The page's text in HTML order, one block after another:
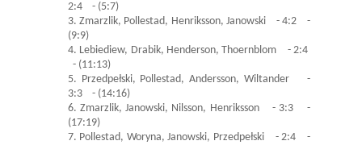
2:4 - (5:7)
3. Zmarzlik, Pollestad, Henriksson, Janowski - 4:2 -
(9:9)
4. Lebiediew, Drabik, Henderson, Thoernblom - 2:4
- (11:13)
5. Przedpełski, Pollestad, Andersson, Wiltander -
3:3 - (14:16)
6. Zmarzlik, Janowski, Nilsson, Henriksson - 3:3 -
(17:19)
7. Pollestad, Woryna, Janowski, Przedpełski - 2:4 -